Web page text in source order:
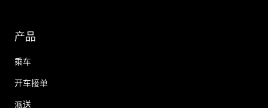
产品
乘车
开车接单
派送